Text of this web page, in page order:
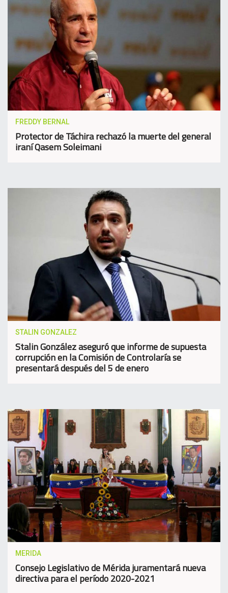
FREDDY BERNAL
Protector de Táchira rechazó la muerte del general
iraní Qasem Soleimani
STALIN GONZALEZ
Stalin González aseguró que informe de supuesta
corrupción en la Comisión de Controlaría se
presentará después del 5 de enero
MERIDA
Consejo Legislativo de Mérida juramentará nueva
directiva para el período 2020-2021